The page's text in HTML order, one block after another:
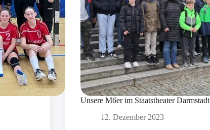
Unsere M6er im Staatstheater Darmstadt
12. Dezember 2023